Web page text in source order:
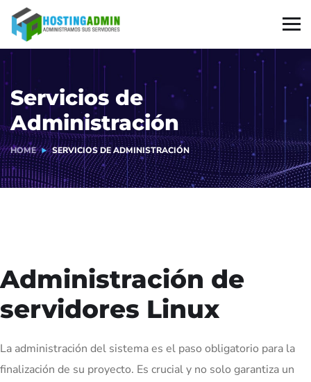
Servicios de
Administración
HOME SERVICIOS DE ADMINISTRACIÓN
Administración de
servidores Linux
La administración del sistema es el paso obligatorio para la
finalización de su proyecto. Es crucial y no solo garantiza un